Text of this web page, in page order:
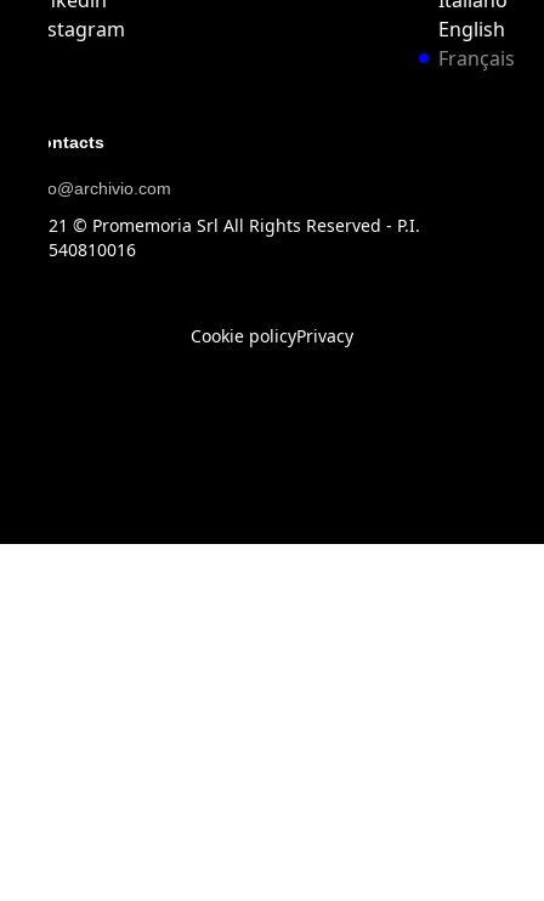
Instagram
English
Français
Contacts
info@archivio.com
2021 © Promemoria Srl All Rights Reserved - P.I.
10540810016
Cookie policyPrivacy